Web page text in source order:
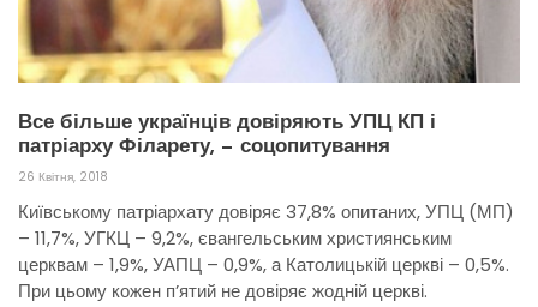
Все більше українців довіряють УПЦ КП і
патріарху Філарету, — соцопитування
26 Квітня, 2018
Київському патріархату довіряє 37,8% опитаних, УПЦ (МП)
– 11,7%, УГКЦ – 9,2%, євангельським християнським
церквам – 1,9%, УАПЦ – 0,9%, а Католицькій церкві – 0,5%.
При цьому кожен п’ятий не довіряє жодній церкві.